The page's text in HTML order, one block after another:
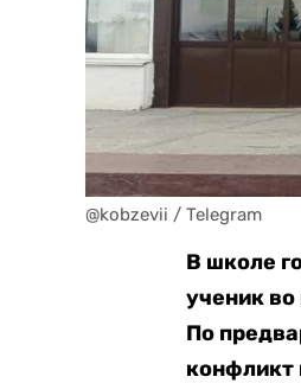
@kobzevii / Telegram
В школе
ученик
По